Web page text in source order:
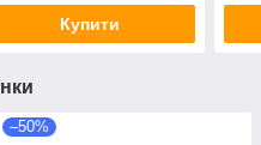
Купити
–50%